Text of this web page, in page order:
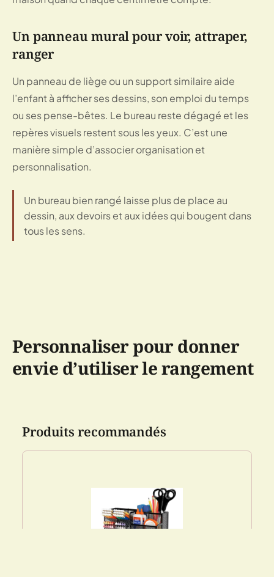
Un panneau mural pour voir, attraper,
ranger
Un panneau de liège ou un support similaire aide
l’enfant à afficher ses dessins, son emploi du temps
ou ses pense-bêtes. Le bureau reste dégagé et les
repères visuels restent sous les yeux. C’est une
manière simple d’associer organisation et
personnalisation.
Un bureau bien rangé laisse plus de place au
dessin, aux devoirs et aux idées qui bougent dans
tous les sens.
Personnaliser pour donner
envie d’utiliser le rangement
Produits recommandés